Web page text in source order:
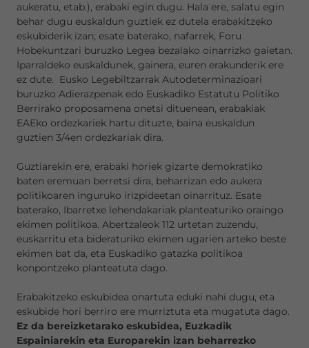
aukeratu, etab.), erabaki egin dugu. Hala ere, salatu egin
behar dugu euskaldun guztiek ez dutela erabakitzeko
eskubiderik izan; esate baterako, nafarrek, Foru
Hobekuntzari buruzko Legea bezalako oinarrizko gaietan.
Iparraldeko euskaldunek, gainera, euren erakunderik ere
ez dute. Eusko Legebiltzarrak Autodeterminazioari
buruzko Adierazpenak edo Euskadiko Estatutu Politiko
Berrirako proposamena onetsi dituenean, erabakiak
EAEko ordezkariek hartu dituzte, baina euskaldun
guztien 3/4en ordezkariak dira.
Guztiarekin ere, erabaki horiek gizarte demokratiko
baten eremuan berretsi dira, beharrizan edo aukera
politikoaren inguruko irizpideetan oinarrituz. Esate
baterako, Ibarretxe lehendakariak planteaturiko oraingo
ekimen politikoa. Abertzaleok 112 urtetan zuzendu,
euskarritu eta bideraturiko ekimen ugarien arteko beste
ekimen bat da, eta Euskadiko gatazka politikoa
konpontzeko planteatuta dago.
Erabakitzeko eskubidea onartuta eduki nahi dugu, eta
eskubide hori berriro ere murriztuta eta mugatuta dago.
Ez da bereizketarako eskubidea, Euzkadik
Espainiarekin eta Europarekin izan beharrezko